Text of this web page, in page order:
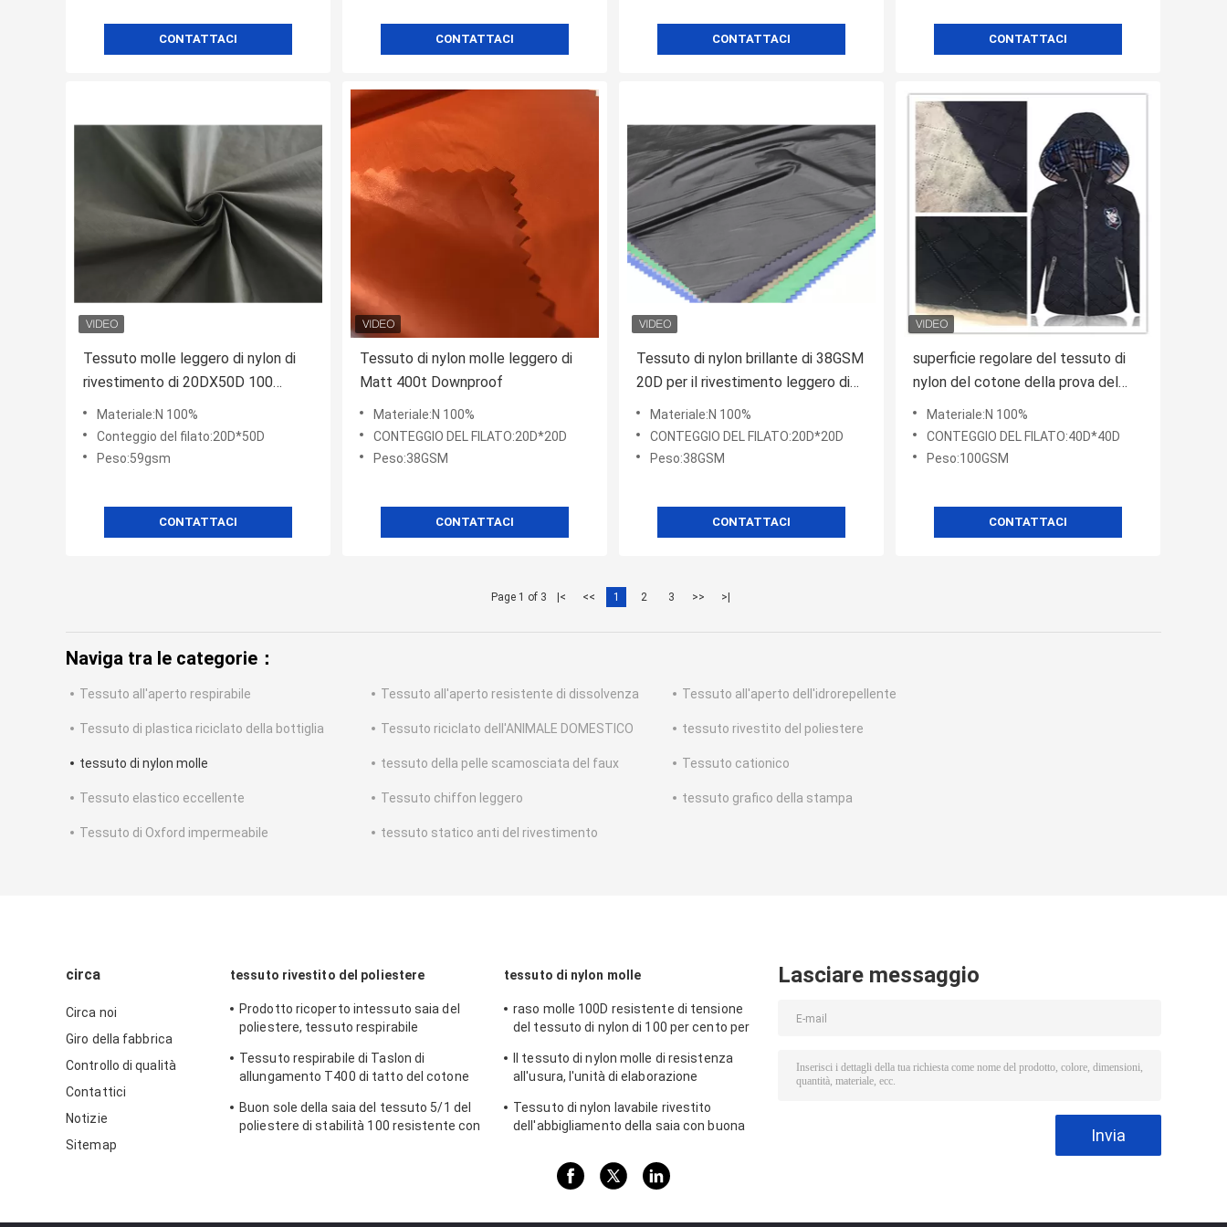
CONTATTACI CONTATTACI CONTATTACI CONTATTACI
Tessuto molle leggero di nylon di
rivestimento di 20DX50D 100
Downproof Cire per il rivestimento
di inverno
Materiale:N 100%
Conteggio del filato:20D*50D
Peso:59gsm
CONTATTACI
Tessuto di nylon molle leggero di
Matt 400t Downproof
Materiale:N 100%
CONTEGGIO DEL FILATO:20D*20D
Peso:38GSM
CONTATTACI
Tessuto di nylon brillante di 38GSM
20D per il rivestimento leggero di
inverno
Materiale:N 100%
CONTEGGIO DEL FILATO:20D*20D
Peso:38GSM
CONTATTACI
superficie regolare del tessuto di
nylon del cotone della prova del
vento 300T per cotone -
rivestimento riempito
Materiale:N 100%
CONTEGGIO DEL FILATO:40D*40D
Peso:100GSM
CONTATTACI
Page 1 of 3 |< << 1 2 3 >> >|
Naviga tra le categorie：
Tessuto all'aperto respirabile Tessuto all'aperto resistente di dissolvenza Tessuto all'aperto dell'idrorepellente
Tessuto di plastica riciclato della bottiglia Tessuto riciclato dell'ANIMALE DOMESTICO tessuto rivestito del poliestere
tessuto di nylon molle tessuto della pelle scamosciata del faux Tessuto cationico
Tessuto elastico eccellente Tessuto chiffon leggero tessuto grafico della stampa
Tessuto di Oxford impermeabile tessuto statico anti del rivestimento
circa
Circa noi
Giro della fabbrica
Controllo di qualità
Contattici
Notizie
Sitemap
tessuto rivestito del poliestere
Prodotto ricoperto intessuto saia del
poliestere, tessuto respirabile
di due toni
Tessuto respirabile di Taslon di
allungamento T400 di tatto del cotone
Buon sole della saia del tessuto 5/1 del
poliestere di stabilità 100 resistente con
tessuto di nylon molle
raso molle 100D resistente di tensione
del tessuto di nylon di 100 per cento per
Il tessuto di nylon molle di resistenza
all'usura, l'unità di elaborazione
nylon
Tessuto di nylon lavabile rivestito
dell'abbigliamento della saia con buona
Lasciare messaggio